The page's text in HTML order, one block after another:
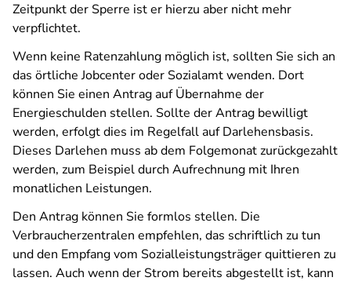
Zeitpunkt der Sperre ist er hierzu aber nicht mehr
verpflichtet.
Wenn keine Ratenzahlung möglich ist, sollten Sie sich an
das örtliche Jobcenter oder Sozialamt wenden. Dort
können Sie einen Antrag auf Übernahme der
Energieschulden stellen. Sollte der Antrag bewilligt
werden, erfolgt dies im Regelfall auf Darlehensbasis.
Dieses Darlehen muss ab dem Folgemonat zurückgezahlt
werden, zum Beispiel durch Aufrechnung mit Ihren
monatlichen Leistungen.
Den Antrag können Sie formlos stellen. Die
Verbraucherzentralen empfehlen, das schriftlich zu tun
und den Empfang vom Sozialleistungsträger quittieren zu
lassen. Auch wenn der Strom bereits abgestellt ist, kann